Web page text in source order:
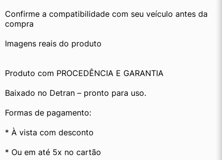
Confirme a compatibilidade com seu veículo antes da
compra
Imagens reais do produto
Produto com PROCEDÊNCIA E GARANTIA
Baixado no Detran – pronto para uso.
Formas de pagamento:
* À vista com desconto
* Ou em até 5x no cartão